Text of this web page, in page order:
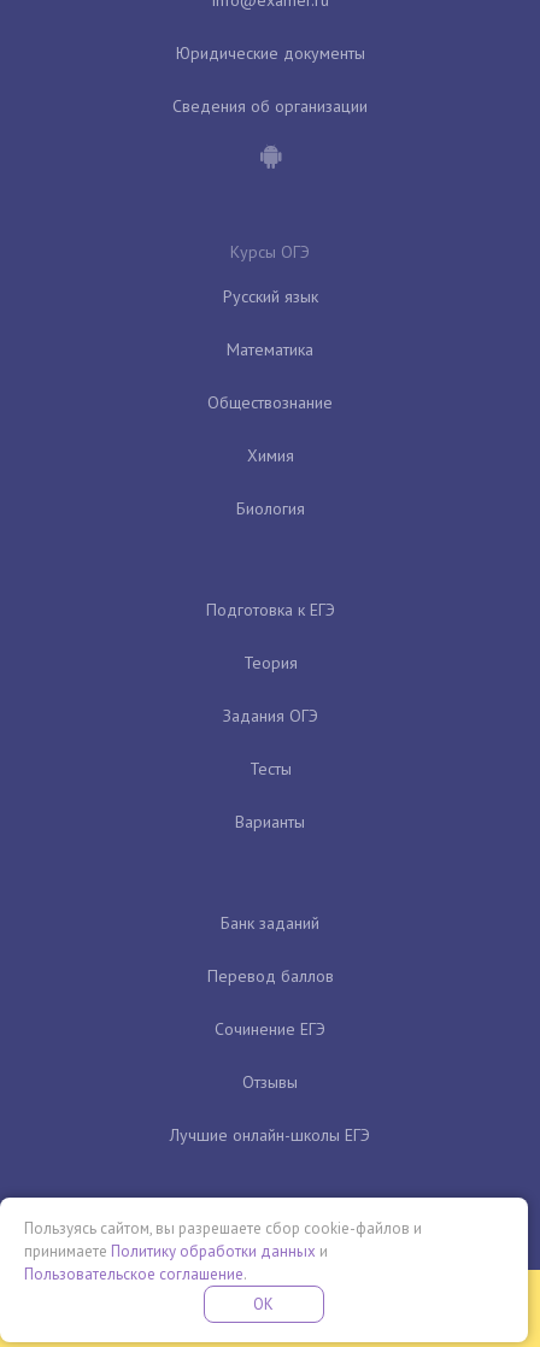
Юридические документы
Сведения об организации
Курсы ОГЭ
Русский язык
Математика
Обществознание
Химия
Биология
Подготовка к ЕГЭ
Теория
Задания ОГЭ
Тесты
Варианты
Банк заданий
Перевод баллов
Сочинение ЕГЭ
Отзывы
Лучшие онлайн-школы ЕГЭ
Бесплатная летняя школа
ПРОВЕДИ ЭТО ЛЕТО С ПОЛЬЗОЙ
Пользуясь сайтом, вы разрешаете сбор cookie-файлов и
принимаете Политику обработки данных и
Пользовательское соглашение.
OK